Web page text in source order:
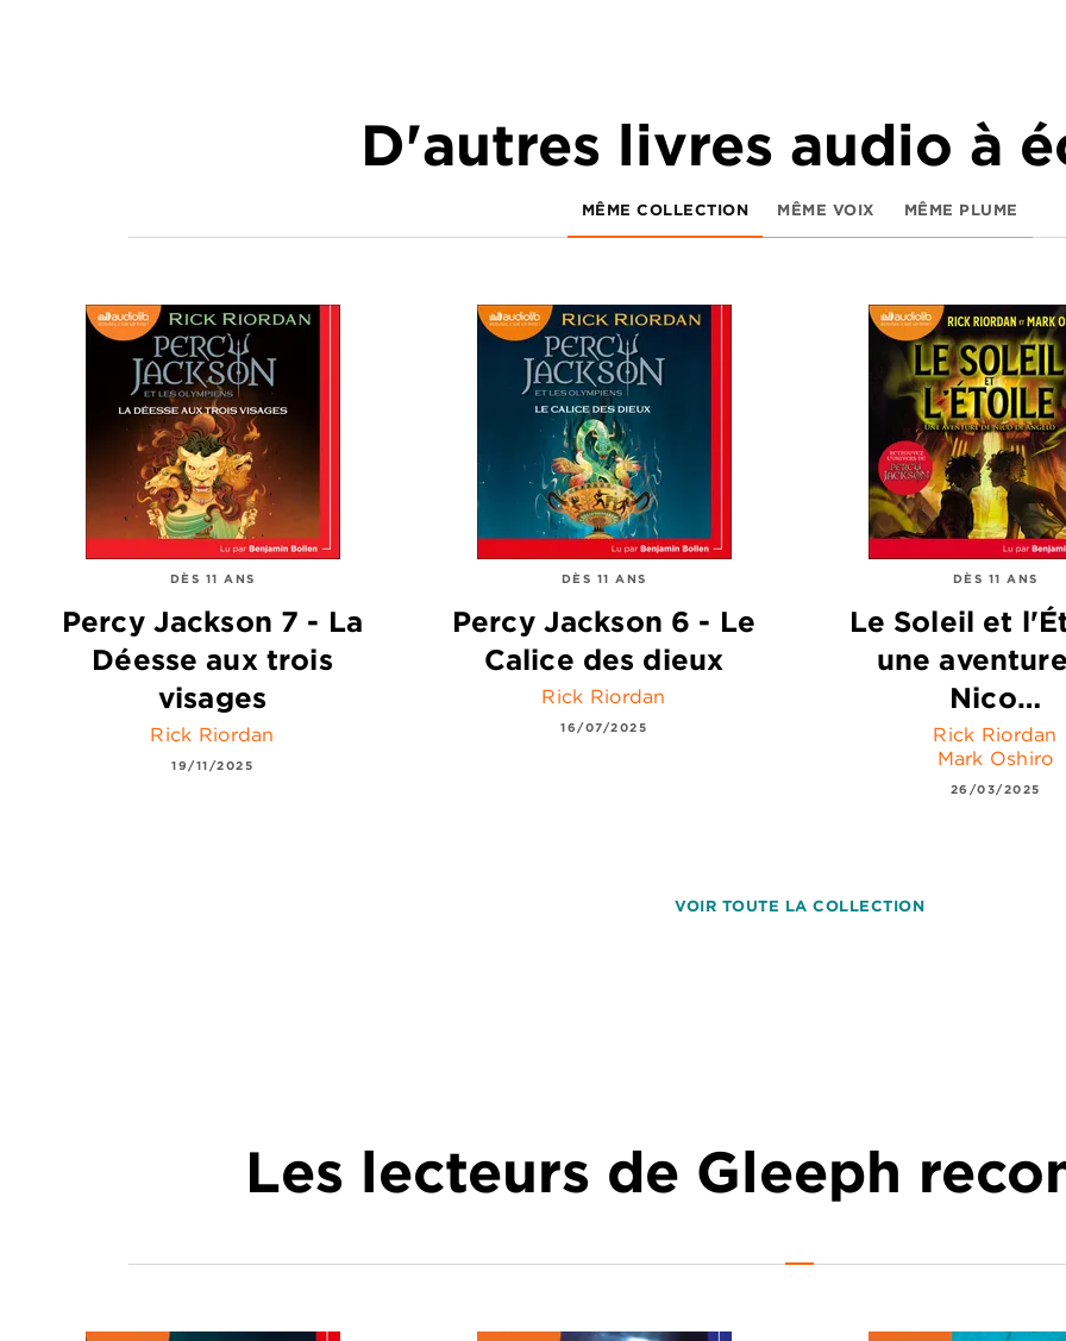
D'autres livres audio à
MÊME COLLECTION MÊME VOIX MÊME PLUME
DÈS 11 ANS
Percy Jackson 7 - La
Déesse aux trois
visages
Rick Riordan
19/11/2025
DÈS 11 ANS
Percy Jackson 6 - Le
Calice des dieux
Rick Riordan
16/07/2025
DÈS 11 ANS
Le Soleil et
une
Nico…
Rick Riordan
Mark Oshiro
26/03/2025
VOIR TOUTE LA COLLECTION
Les lecteurs de Gleeph